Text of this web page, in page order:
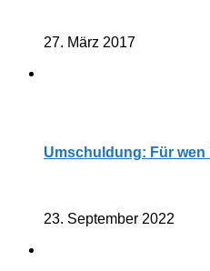
27. März 2017
Umschuldung: Für wen
23. September 2022